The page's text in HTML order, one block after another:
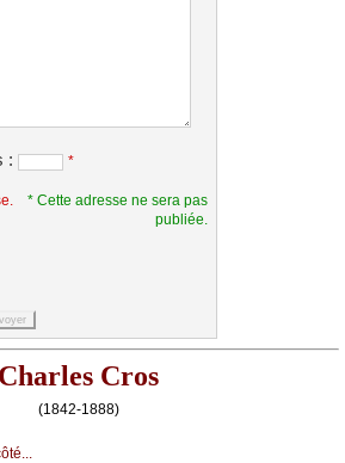
: *
* Cette adresse ne sera pas
publiée.
Charles Cros
(1842-1888)